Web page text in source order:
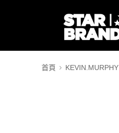
首頁 KEVIN.MURPHY